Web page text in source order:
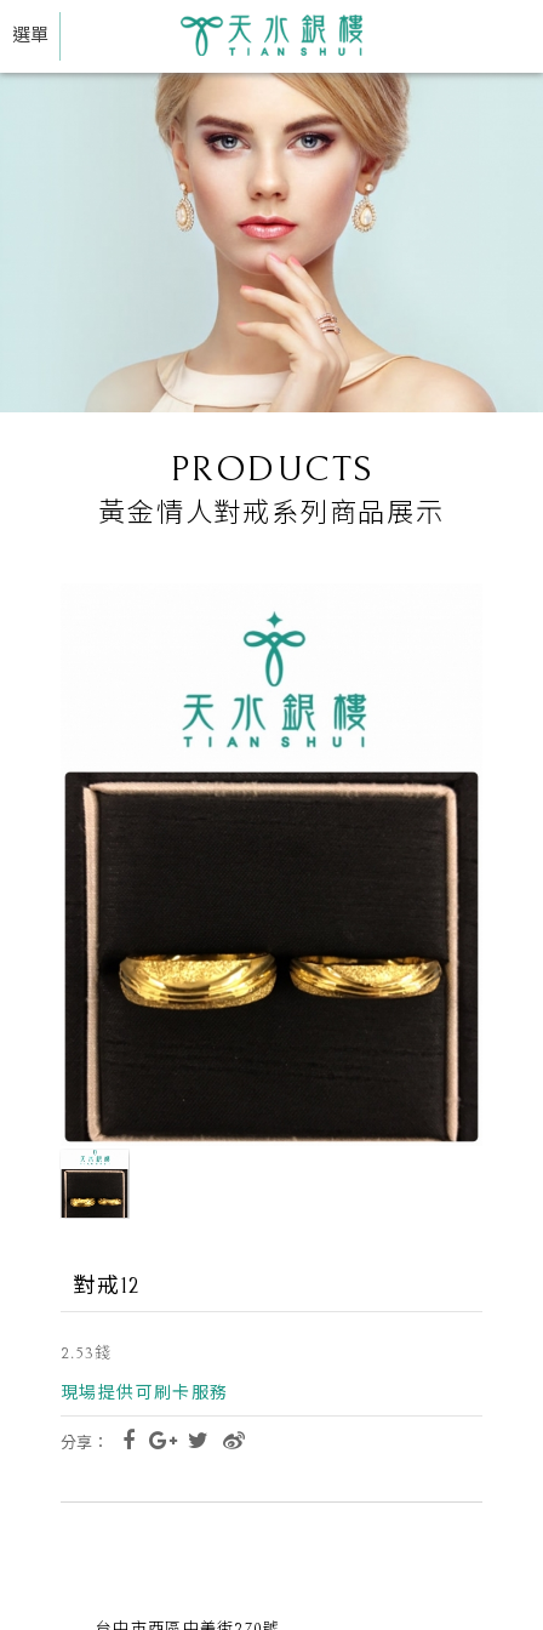
PRODUCTS
黃金情人對戒系列商品展示
對戒12
2.53錢
現場提供可刷卡服務
分享：
選單